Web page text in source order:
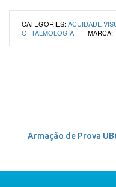
CATEGORIES: ACUIDADE
OFTALMOLOGIA
MARCA:
Armação de Prova